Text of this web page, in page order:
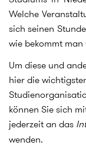
Welche
sich seinen
wie bekommt
Um diese und
hier die
können Sie sich
jederzeit an das
wenden.